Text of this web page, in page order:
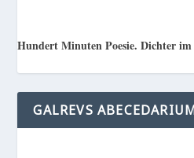
Hundert Minuten Poesie. Dichter
GALREVS